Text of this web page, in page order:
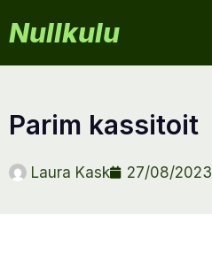
Nullkulu
parim kassitoit
Laura Kask 27/08/2023